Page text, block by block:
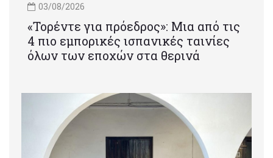
03/08/2026
«Τορέντε για πρόεδρος»: Mια από τις
4 πιο εμπορικές ισπανικές ταινίες
όλων των εποχών στα θερινά